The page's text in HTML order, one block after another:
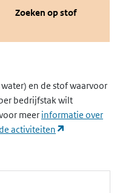
Zoeken op stof
en de stof waarvoor
bedrijfstak wilt
meer informatie over
activiteiten